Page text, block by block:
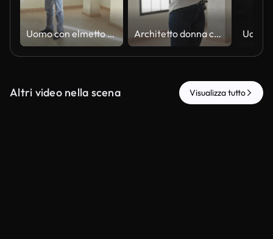
Uomo con elmetto e giubbotto di sicurezza che digita sul portatile mentre porta piani arrotolati e porta occhiali nell'edificio; pianificare il focus. Architetto donna con casco tiene una tavoletta e punta il dito al soffitto vicino a una colonna di cemento nell'edificio; Ispezione mirata.
Altri video nella scena Visualizza tutto